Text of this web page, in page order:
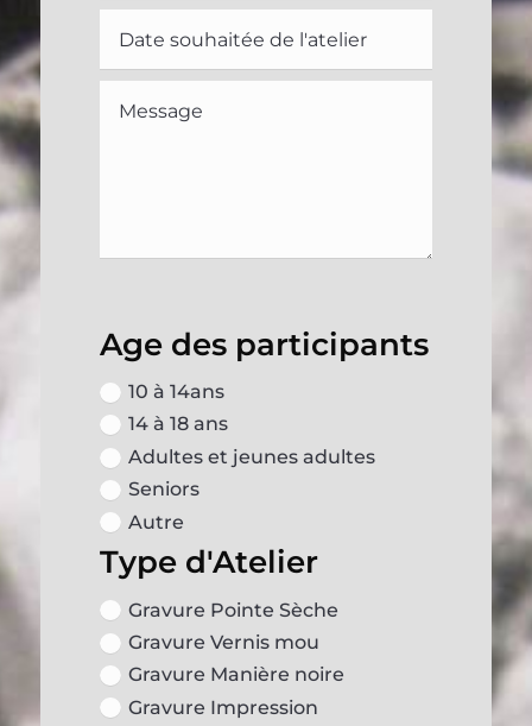
Age des participants
10 à 14ans
14 à 18 ans
Adultes et jeunes adultes
Seniors
Autre
Type d'Atelier
Gravure Pointe Sèche
Gravure Vernis mou
Gravure Manière noire
Gravure Impression